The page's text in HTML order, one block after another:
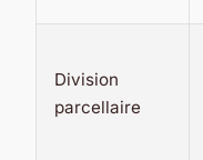
Division
parcellaire